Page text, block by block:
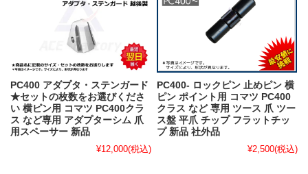
PC400 アダプタ・ステンガード
★セットの枚数をお選びくださ
い 横ピン用 コマツ PC400クラ
ス など専用 アダプターシム 爪
用スペーサー 新品
¥12,000(税込)
PC400- ロックピン 止めピン 横
ピン ポイント用 コマツ PC400
クラス など 専用 ツース 爪 ツー
ス盤 平爪 チップ フラットチッ
プ 新品 社外品
¥2,500(税込)